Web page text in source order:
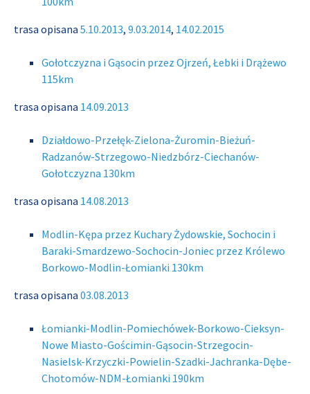
trasa opisana 5.10.2013, 9.03.2014, 14.02.2015
Gołotczyzna i Gąsocin przez Ojrzeń, Łebki i Drążewo
115km
trasa opisana 14.09.2013
Działdowo-Przełęk-Zielona-Żuromin-Bieżuń-
Radzanów-Strzegowo-Niedzbórz-Ciechanów-
Gołotczyzna 130km
trasa opisana 14.08.2013
Modlin-Kępa przez Kuchary Żydowskie, Sochocin i
Baraki-Smardzewo-Sochocin-Joniec przez Królewo
Borkowo-Modlin-Łomianki 130km
trasa opisana 03.08.2013
Łomianki-Modlin-Pomiechówek-Borkowo-Cieksyn-
Nowe Miasto-Gościmin-Gąsocin-Strzegocin-
Nasielsk-Krzyczki-Powielin-Szadki-Jachranka-Dębe-
Chotomów-NDM-Łomianki 190km